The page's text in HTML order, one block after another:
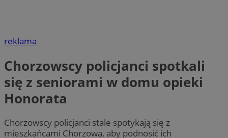
reklama
Chorzowscy policjanci spotkali
się z seniorami w domu opieki
Honorata
Chorzowscy policjanci stale spotykają się z
mieszkańcami Chorzowa, aby podnosić ich